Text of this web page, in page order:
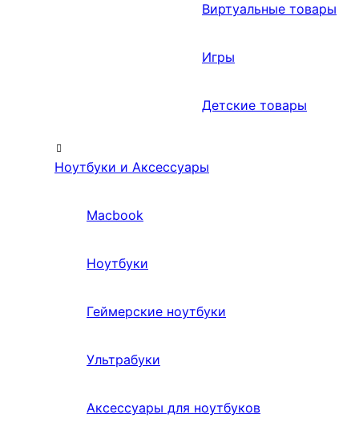
Виртуальные товары
Игры
Детские товары
Ноутбуки и Аксессуары
Macbook
Ноутбуки
Геймерские ноутбуки
Ультрабуки
Аксессуары для ноутбуков